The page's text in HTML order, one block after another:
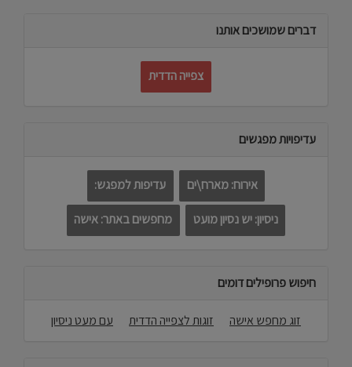
דברים שמושכים אותנו
צפייה הדדית
עדיפויות מפגשים
אירוח: מארח\ים עדיפות למפגש:
ניסיון: יש נסיון מועט מחפשים באתר: אישה
חיפוש פרופילים דומים
זוג מחפש אישה זוגות לצפייה הדדית עם מעט ניסיון